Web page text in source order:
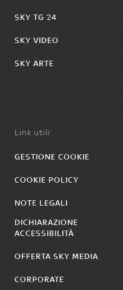
SKY TG 24
SKY VIDEO
SKY ARTE
Link utili:
GESTIONE COOKIE
COOKIE POLICY
NOTE LEGALI
DICHIARAZIONE
ACCESSIBILITÀ
OFFERTA SKY MEDIA
CORPORATE